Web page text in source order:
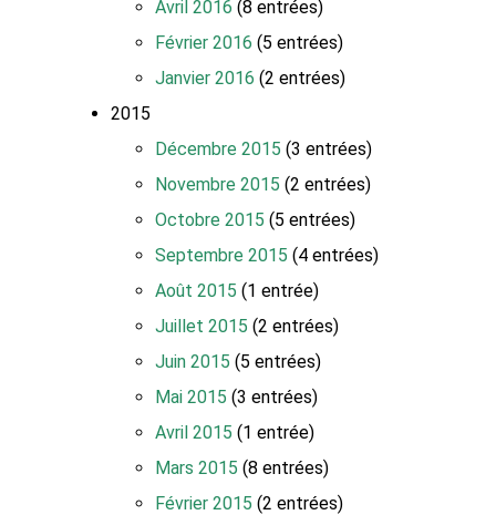
Avril 2016 (8 entrées)
Février 2016 (5 entrées)
Janvier 2016 (2 entrées)
2015
Décembre 2015 (3 entrées)
Novembre 2015 (2 entrées)
Octobre 2015 (5 entrées)
Septembre 2015 (4 entrées)
Août 2015 (1 entrée)
Juillet 2015 (2 entrées)
Juin 2015 (5 entrées)
Mai 2015 (3 entrées)
Avril 2015 (1 entrée)
Mars 2015 (8 entrées)
Février 2015 (2 entrées)